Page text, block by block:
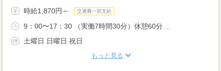
時給1,870円～ 交通費一部支給
9：00〜17：30 （実働7時間30分）休憩60分 ...
土曜日 日曜日 祝日
もっと見る